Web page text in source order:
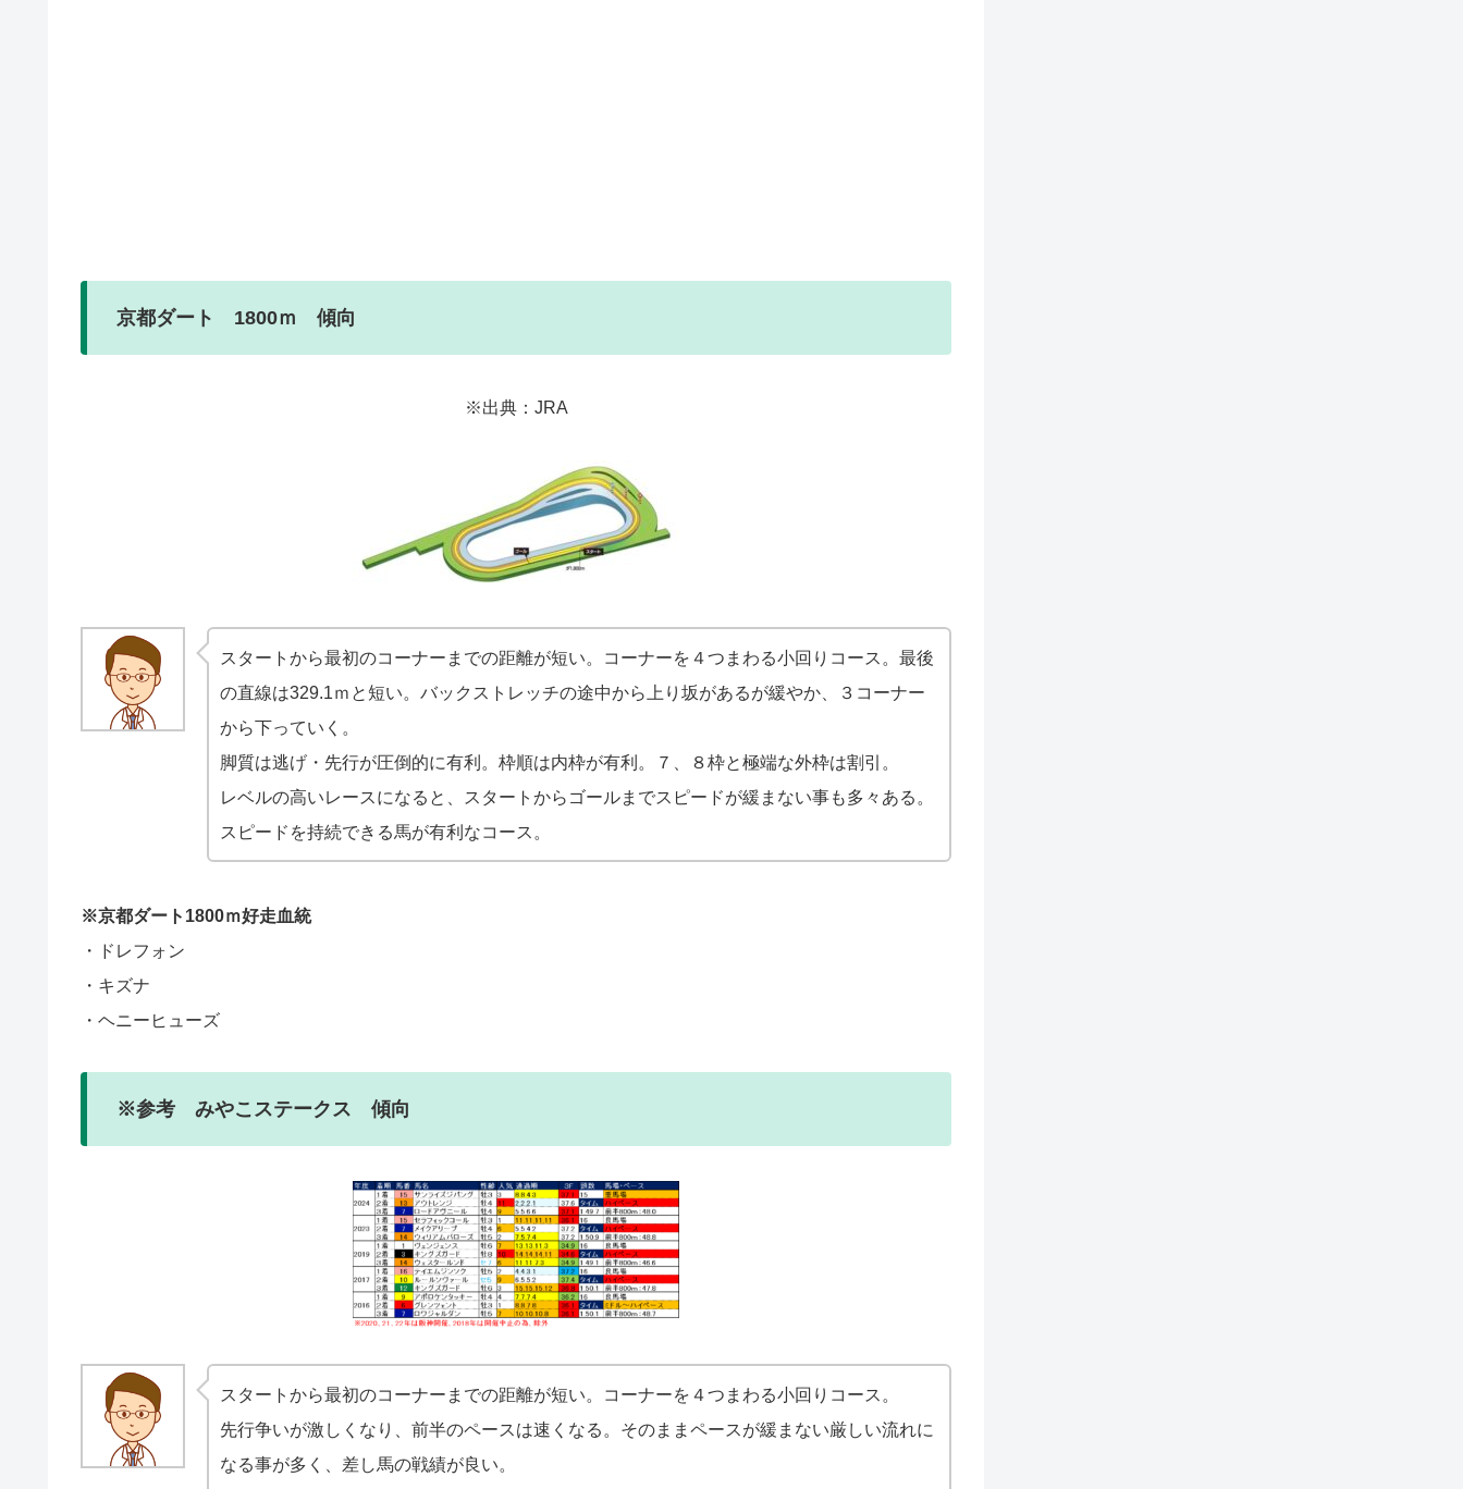
京都ダート 1800ｍ 傾向
※出典：JRA
スタートから最初のコーナーまでの距離が短い。コーナーを４つまわる小回りコース。 最後
の直線は329.1ｍと短い。バックストレッチの途中から上り坂があるが緩やか、３コーナー
から下っていく。
脚質は逃げ・先行が圧倒的に有利。枠順は内枠が有利。７、８枠と極端な外枠は割引。
レベルの高いレースになると、スタートからゴールまでスピードが緩まない事も多々ある。
スピードを持続できる馬が有利なコース。
※京都ダート1800ｍ好走血統
・ドレフォン
・キズナ
・ヘニーヒューズ
※参考 みやこステークス 傾向
スタートから最初のコーナーまでの距離が短い。コーナーを４つまわる小回りコース。
先行争いが激しくなり、前半のペースは速くなる。そのままペースが緩まない厳しい流れに
なる事が多く、差し馬の戦績が良い。